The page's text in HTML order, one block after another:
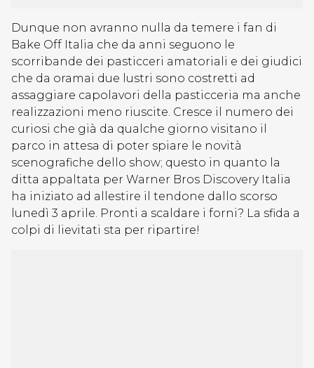
Dunque non avranno nulla da temere i fan di
Bake Off Italia che da anni seguono le
scorribande dei pasticceri amatoriali e dei giudici
che da oramai due lustri sono costretti ad
assaggiare capolavori della pasticceria ma anche
realizzazioni meno riuscite. Cresce il numero dei
curiosi che già da qualche giorno visitano il
parco in attesa di poter spiare le novità
scenografiche dello show; questo in quanto la
ditta appaltata per Warner Bros Discovery Italia
ha iniziato ad allestire il tendone dallo scorso
lunedì 3 aprile. Pronti a scaldare i forni? La sfida a
colpi di lievitati sta per ripartire!